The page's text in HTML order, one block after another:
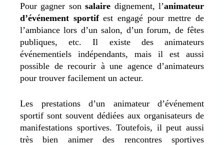
Pour gagner sonsalaire dignement, l’animateur
d’événement sportifest engagé pour mettre de
l’ambiance lors d’un salon, d’un forum, de fêtes
publiques, etc. Il existe des animateurs
événementiels indépendants, mais il est aussi
possible de recourir à une agence d’animateurs
pour trouver facilement un acteur.
Les prestations d’un animateur d’événement
sportif sont souvent dédiées aux organisateurs de
manifestations sportives. Toutefois, il peut aussi
très bien animer des rencontres sportives